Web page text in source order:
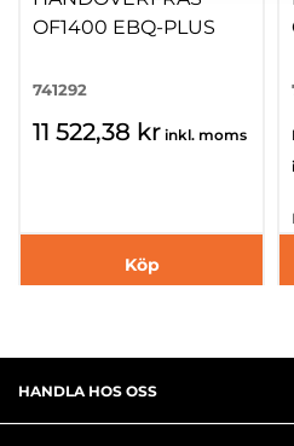
OF1400 EBQ-PLUS
741292
11 522,38 kr inkl. moms
Köp
HANDLA HOS OSS